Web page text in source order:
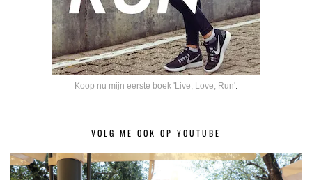
Koop nu mijn eerste boek 'Live, Love, Run'
VOLG ME OOK OP YOUTUBE